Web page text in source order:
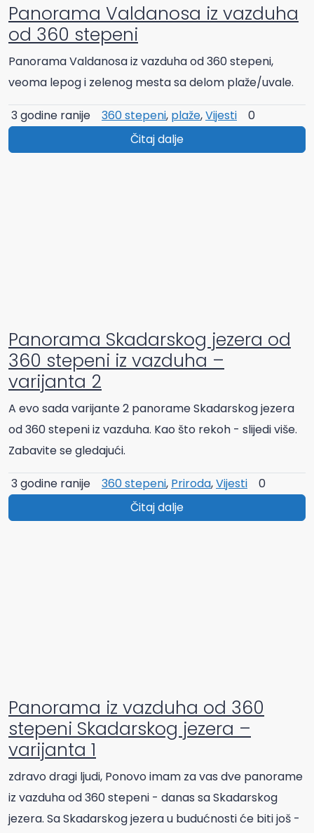
Panorama Valdanosa iz vazduha
od 360 stepeni
Panorama Valdanosa iz vazduha od 360 stepeni,
veoma lepog i zelenog mesta sa delom plaže/uvale.
3 godine ranije 360 stepeni, plaže,Vijesti
0
Čitaj dalje
Panorama Skadarskog jezera od
360 stepeni iz vazduha –
varijanta 2
A evo sada varijante 2 panorame Skadarskog jezera
od 360 stepeni iz vazduha. Kao što rekoh - slijedi više.
Zabavite se gledajući.
3 godine ranije 360 stepeni, Priroda,Vijesti
0
Čitaj dalje
Panorama iz vazduha od 360
stepeni Skadarskog jezera –
varijanta 1
zdravo dragi ljudi, Ponovo imam za vas dve panorame
iz vazduha od 360 stepeni - danas sa Skadarskog
jezera. Sa Skadarskog jezera u budućnosti će biti još -